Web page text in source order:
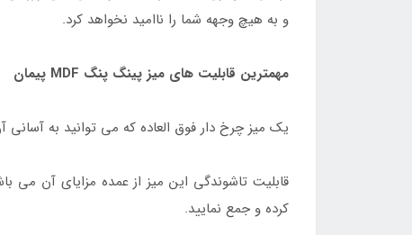
و به هیچ وجهه شما را ناامید نخواهد کرد.
مهمترین قابلیت های میز پینگ پنگ MDF پیمان
یک میز چرخ دار فوق العاده که می توانید به آسانی
قابلیت تاشوندگی این میز از عمده مزایای آن
کرده و جمع نمایید.